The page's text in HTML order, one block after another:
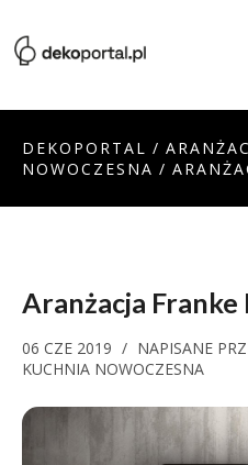
DEKOPORTAL /
NOWOCZESNA /
Aranżacja Franke
06 CZE 2019 / NAPISANE
KUCHNIA NOWOCZESNA